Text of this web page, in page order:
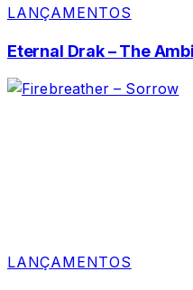
LANÇAMENTOS
Eternal Drak – The
LANÇAMENTOS